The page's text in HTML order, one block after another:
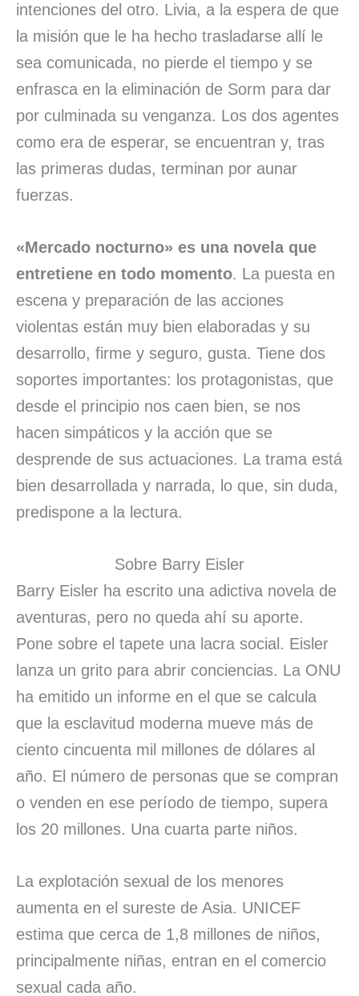
intenciones del otro. Livia, a la espera de que
la misión que le ha hecho trasladarse allí le
sea comunicada, no pierde el tiempo y se
enfrasca en la eliminación de Sorm para dar
por culminada su venganza. Los dos agentes
como era de esperar, se encuentran y, tras
las primeras dudas, terminan por aunar
fuerzas.
«Mercado nocturno» es una novela que
entretiene en todo momento. La puesta en
escena y preparación de las acciones
violentas están muy bien elaboradas y su
desarrollo, firme y seguro, gusta. Tiene dos
soportes importantes: los protagonistas, que
desde el principio nos caen bien, se nos
hacen simpáticos y la acción que se
desprende de sus actuaciones. La trama está
bien desarrollada y narrada, lo que, sin duda,
predispone a la lectura.
Sobre Barry Eisler
Barry Eisler ha escrito una adictiva novela de
aventuras, pero no queda ahí su aporte.
Pone sobre el tapete una lacra social. Eisler
lanza un grito para abrir conciencias. La ONU
ha emitido un informe en el que se calcula
que la esclavitud moderna mueve más de
ciento cincuenta mil millones de dólares al
año. El número de personas que se compran
o venden en ese período de tiempo, supera
los 20 millones. Una cuarta parte niños.
La explotación sexual de los menores
aumenta en el sureste de Asia. UNICEF
estima que cerca de 1,8 millones de niños,
principalmente niñas, entran en el comercio
sexual cada año.